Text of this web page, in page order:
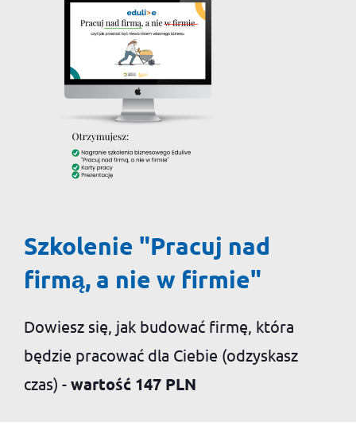
Szkolenie "Pracuj nad
firmą, a nie w firmie"
Dowiesz się, jak budować firmę, która
będzie pracować dla Ciebie (odzyskasz
czas) - wartość 147 PLN